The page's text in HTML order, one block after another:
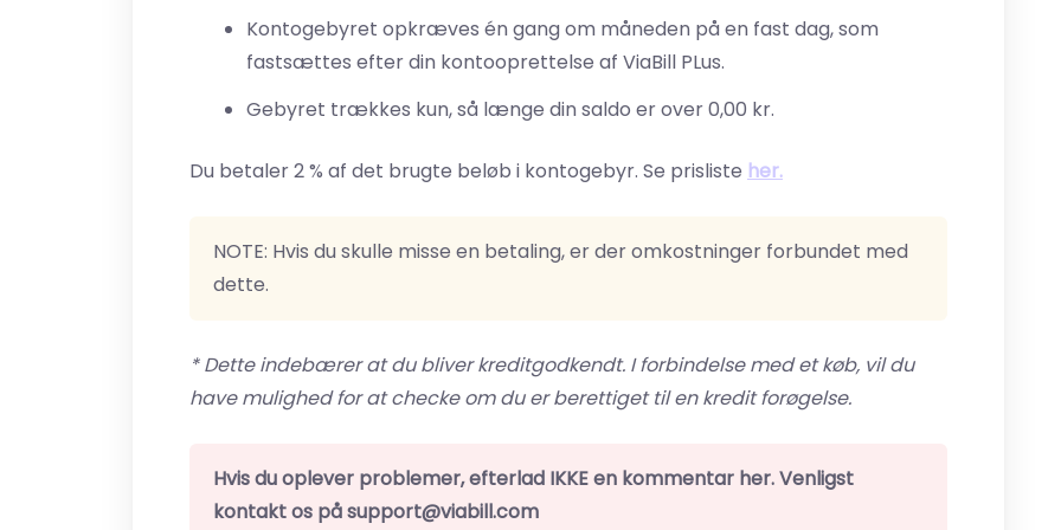
Kontogebyret opkræves én gang om måneden på en fast dag, som
fastsættes efter din kontooprettelse af ViaBill PLus.
Gebyret trækkes kun, så længe din saldo er over 0,00 kr.
Du betaler 2 % af det brugte beløb i kontogebyr. Se prisliste her.
NOTE: Hvis du skulle misse en betaling, er der omkostninger forbundet med
dette.
* Dette indebærer at du bliver kreditgodkendt. I forbindelse med et køb, vil du
have mulighed for at checke om du er berettiget til en kredit forøgelse.
Hvis du oplever problemer, efterlad IKKE en kommentar her. Venligst
kontakt os på support@viabill.com